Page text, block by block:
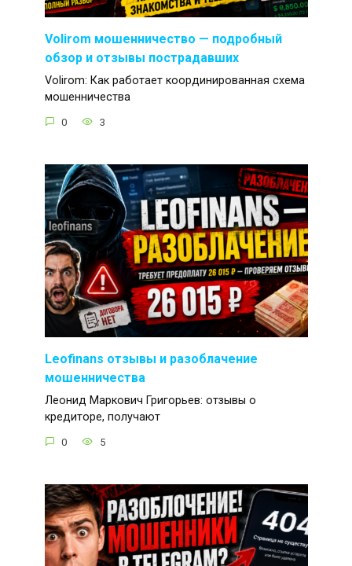
Volirom мошенничество — подробный
обзор и отзывы пострадавших
Volirom: Как работает координированная схема
мошенничества
0 3
Leofinans отзывы и разоблачение
мошенничества
Леонид Маркович Григорьев: отзывы о
кредиторе, получают
0 5